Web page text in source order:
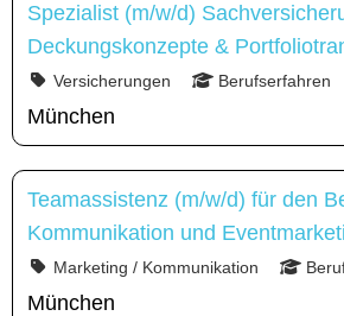
Spezialist (m/w/d)
Deckungskonzepte &
Versicherungen Berufserfahren
München
Teamassistenz (m/w/d) für den
Kommunikation und
Marketing / Kommunikation
München